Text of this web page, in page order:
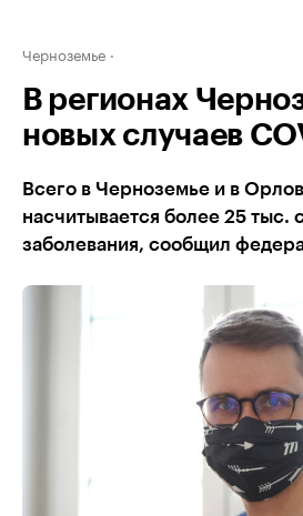
Черноземье
В регионах
новых случаев
Всего в Черноземье и в
насчитывается более 25 тыс.
заболевания, сообщил